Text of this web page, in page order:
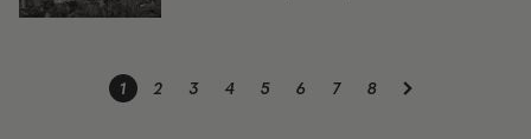
1 2 3 4 5 6 7 8